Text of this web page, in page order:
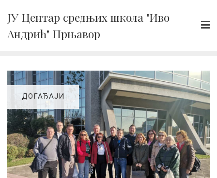
content
ЈУ Центар средњих школа "Иво
Андрић" Прњавор
ДОГАЂАЈИ